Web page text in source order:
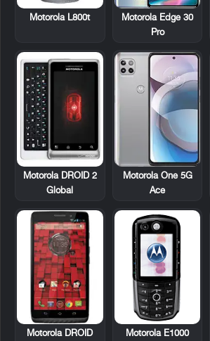
Motorola Edge 30
Pro
Motorola L800t
Motorola One 5G
Ace
Motorola DROID 2
Global
Motorola E1000
Motorola DROID